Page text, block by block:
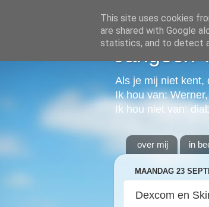
Jangeox'
Als je mij niet kent,
Ik hou van:
Ik hou niet van:
over mij in
MAANDAG 23
Dexcom en
This site uses cookies
are shared with Google
statistics, and to detect